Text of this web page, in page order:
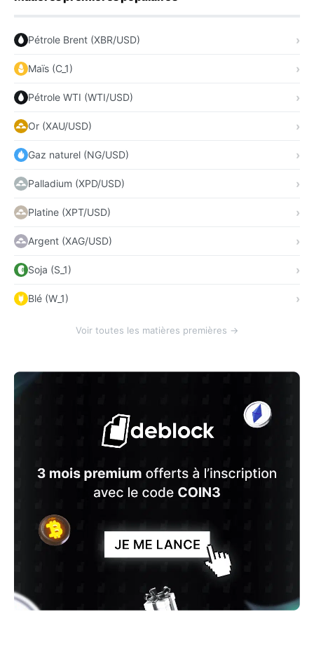
Pétrole Brent (XBR/USD)
Maïs (C_1)
Pétrole WTI (WTI/USD)
Or (XAU/USD)
Gaz naturel (NG/USD)
Palladium (XPD/USD)
Platine (XPT/USD)
Argent (XAG/USD)
Soja (S_1)
Blé (W_1)
Voir toutes les matières premières →